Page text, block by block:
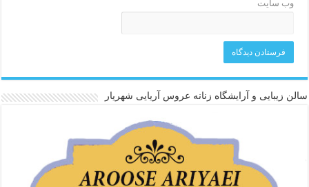
وب‌ سایت
سالن زیبایی و آرایشگاه زنانه عروس آریایی شهریار